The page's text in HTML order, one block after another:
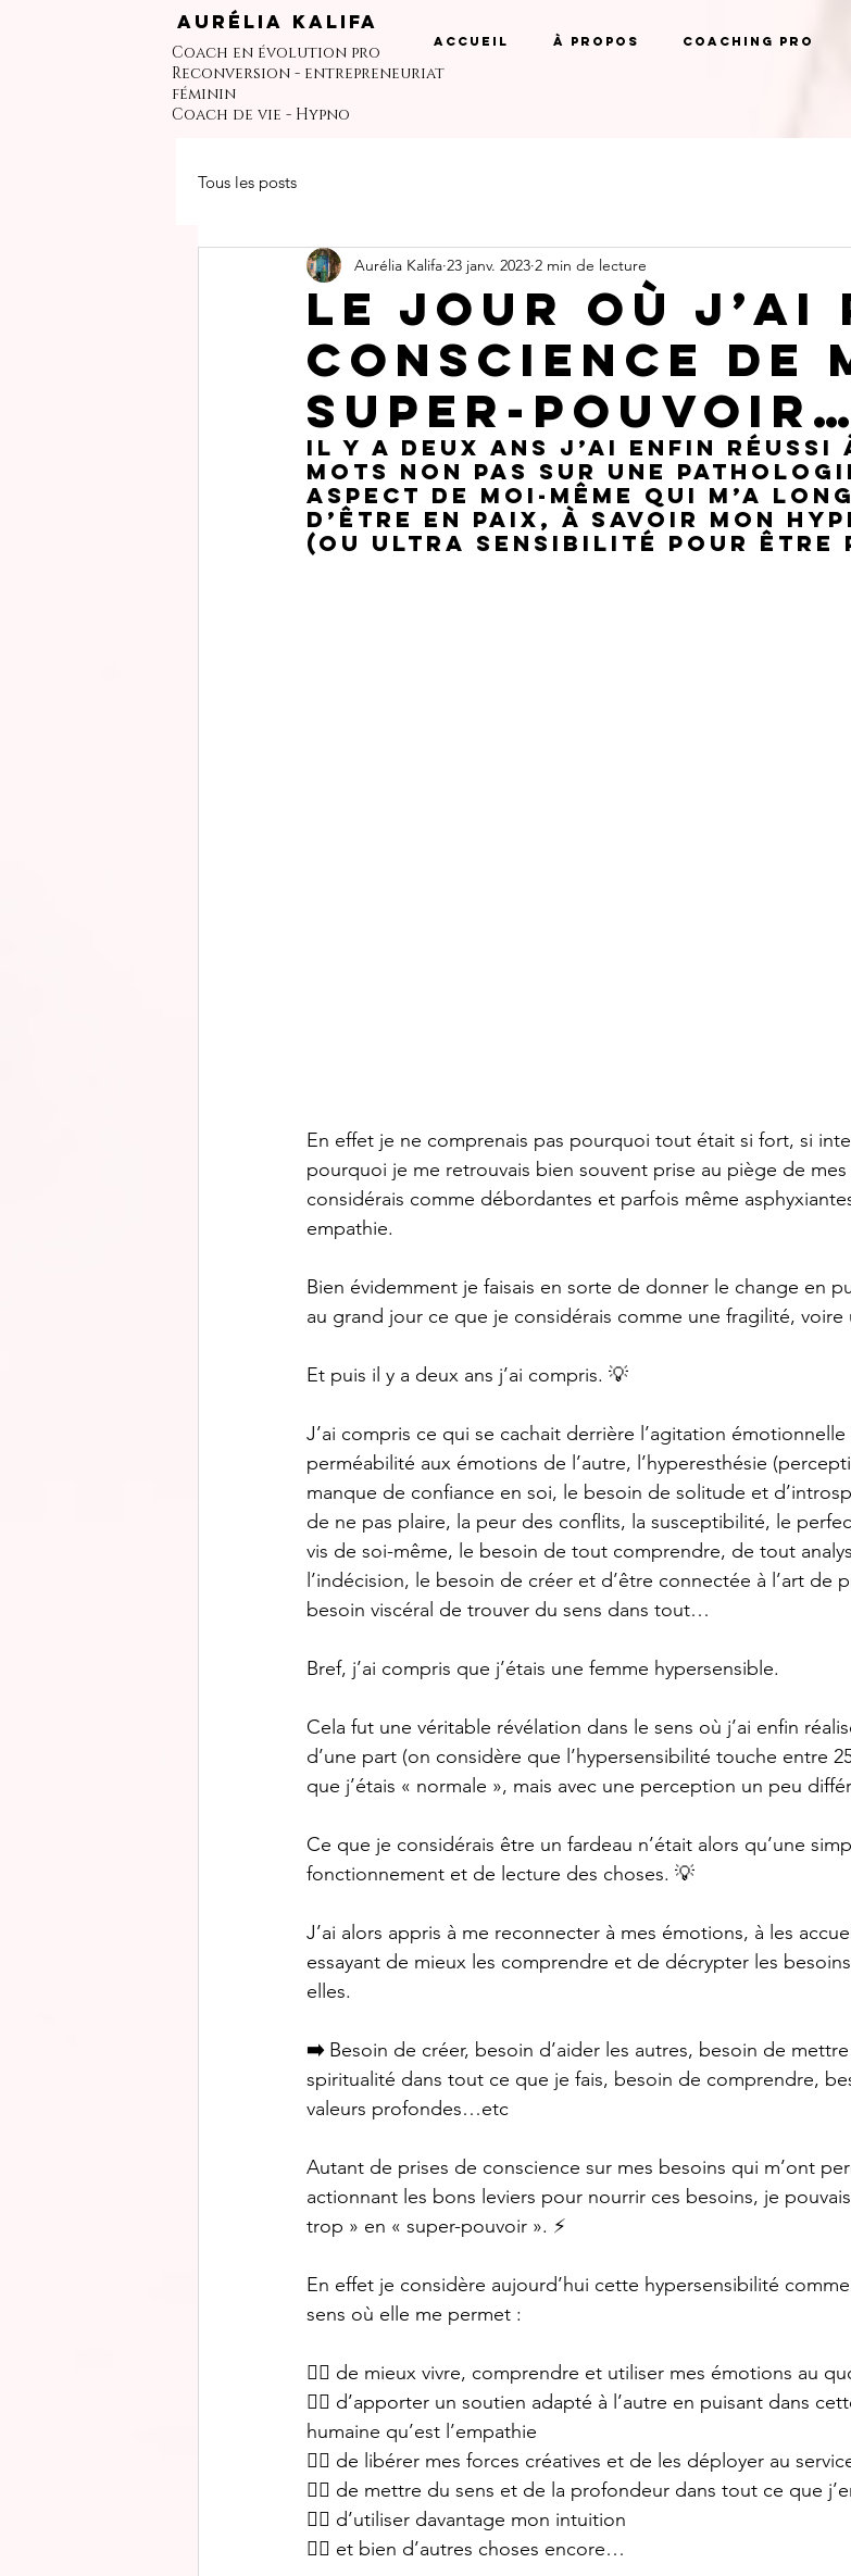
Aurélia Kalifa
Coach en évolution pro
Reconversion - entrepreneuriat
féminin
Coach de vie - Hypno
Accueil À propos Coaching pro
Tous les posts
Le jour où j’ai
conscience de
super-pouvoir…
Aurélia Kalifa 23 janv. 2023 2 min de lecture
Il y a deux ans j’ai enfin réussi
mots non pas sur une
aspect de moi-même qui m’a
d’être en paix, à savoir mon
(ou ultra sensibilité pour être
En effet je ne comprenais pas pourquoi tout était si fort, si
pourquoi je me retrouvais bien souvent prise au piège de
considérais comme débordantes et parfois même
empathie.
Bien évidemment je faisais en sorte de donner le change en
au grand jour ce que je considérais comme une fragilité, voire
Et puis il y a deux ans j’ai compris. 💡
J’ai compris ce qui se cachait derrière l’agitation
perméabilité aux émotions de l’autre, l’hyperesthésie
manque de confiance en soi, le besoin de solitude et
de ne pas plaire, la peur des conflits, la susceptibilité, le
vis de soi-même, le besoin de tout comprendre, de tout
l’indécision, le besoin de créer et d’être connectée à l’art de
besoin viscéral de trouver du sens dans tout…
Bref, j’ai compris que j’étais une femme hypersensible.
Cela fut une véritable révélation dans le sens où j’ai enfin
d’une part (on considère que l’hypersensibilité touche entre
que j’étais « normale », mais avec une perception un peu
Ce que je considérais être un fardeau n’était alors qu’une
fonctionnement et de lecture des choses. 💡
J’ai alors appris à me reconnecter à mes émotions, à les
essayant de mieux les comprendre et de décrypter les
elles.
➡️ Besoin de créer, besoin d’aider les autres, besoin de
spiritualité dans tout ce que je fais, besoin de comprendre,
valeurs profondes…etc
Autant de prises de conscience sur mes besoins qui m’ont
actionnant les bons leviers pour nourrir ces besoins, je
trop » en « super-pouvoir ». ⚡️
En effet je considère aujourd’hui cette hypersensibilité
sens où elle me permet :
👉🏼 de mieux vivre, comprendre et utiliser mes émotions au
👉🏼 d’apporter un soutien adapté à l’autre en puisant dans
humaine qu’est l’empathie
👉🏼 de libérer mes forces créatives et de les déployer au
👉🏼 de mettre du sens et de la profondeur dans tout ce que
👉🏼 d’utiliser davantage mon intuition
👉🏼 et bien d’autres choses encore…